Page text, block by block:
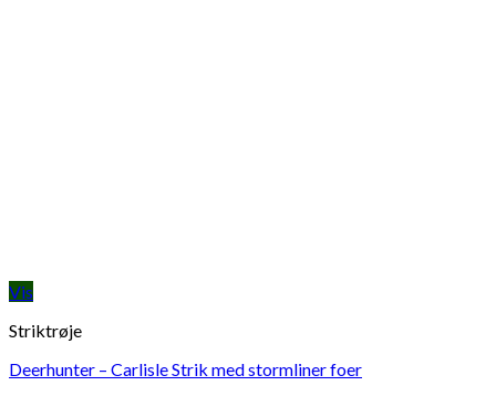
Vis
Striktrøje
Deerhunter – Carlisle Strik med stormliner foer